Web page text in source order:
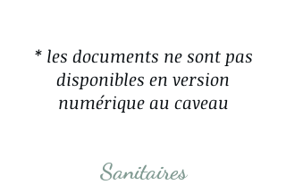
* les documents ne sont pas
disponibles en version
numérique au caveau
Sanitaires